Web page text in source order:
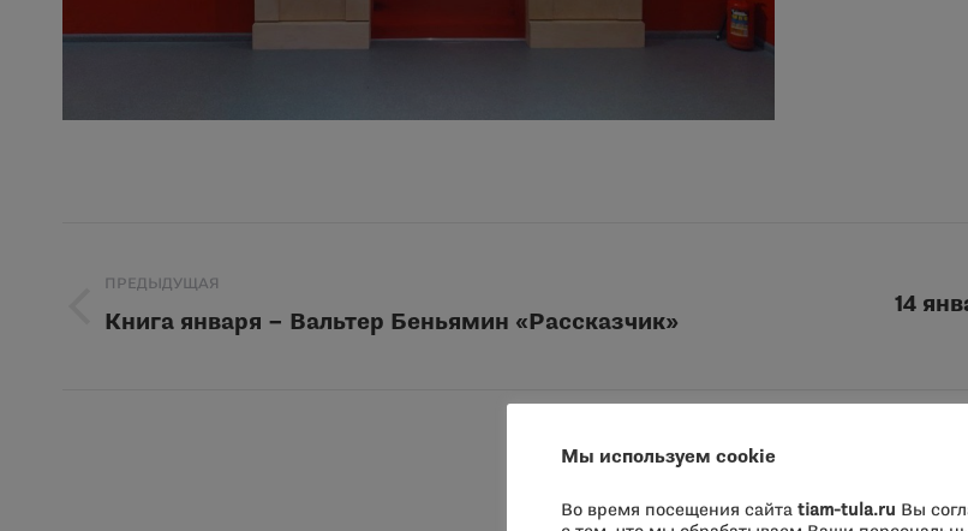
ПРЕДЫДУЩАЯ
Предыдущая
Книга января – Вальтер Беньямин «Рассказчик»
14
Другие события
Мы используем cookie
Во время посещения сайта tiam-tula.ru Вы